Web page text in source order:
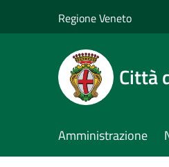
Regione Veneto
Città
Amministrazione